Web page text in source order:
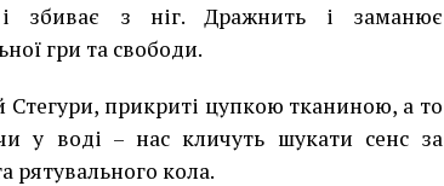
збиває з ніг. Дражнить і заманює
гри та свободи.
прикриті цупкою тканиною, а то
у воді – нас кличуть шукати сенс за
рятувального кола.